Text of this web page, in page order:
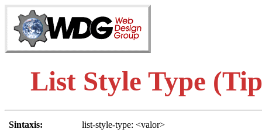
List Style Type
Sintaxis:
list-style-type: <valor>